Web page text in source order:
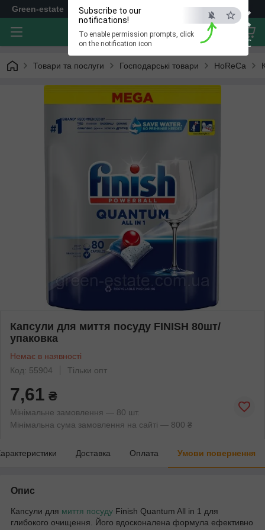
×
ESC
Subscribe to our
notifications!
To enable permission prompts, click
on the notification icon
Green-estate
Товари та послуги Господарські товари HoReCa
Капсули для миття посуду FINISH 80шт/
упаковка
Немає в наявності
Код: 55904
Тільки опт
7,61 ₴
Мінімальне замовлення — 80 шт.
Мінімальна сума замовлення на сайті — 800 ₴
Доставка Оплата Умови повернення
Опис
Капсули для миття посуду Finish Quantum All in 1 для
глибокого очищення. Його вдосконалена формула ефективно